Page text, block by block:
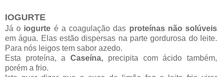
IOGURTE
Já o iogurte é a coagulação das proteínas não solúveis
em água. Elas estão dispersas na parte gordurosa do leite.
Para nós leigos tem sabor azedo.
Esta proteína, aCaseína, precipita com ácido também,
porém a frio.